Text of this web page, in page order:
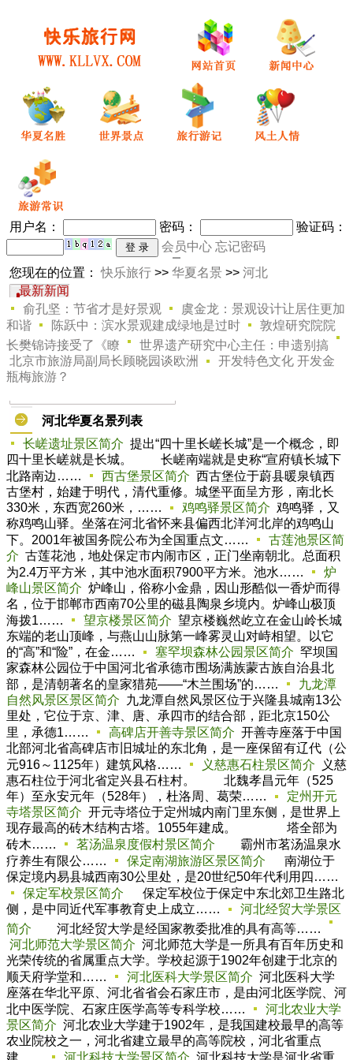
用户名： 密码 ：
验证码：
会员中心 忘记密码
您现在的位置：快乐旅行 >> 华夏名景 >> 河北
最新新闻
俞孔坚：节省才是好景观
虞金龙：景观设计让居住更加
和谐
陈跃中：滨水景观建成绿地是过时
敦煌研究院院
长樊锦诗接受了《瞭
世界遗产研究中心主任：申遗别搞
北京市旅游局副局长顾晓园谈欧洲
开发特色文化 开发金
瓶梅旅游？
河北华夏名景列表
长嵯遗址景区简介 提出“四十里长嵯长城”是一个概念，即
四十里长嵯就是长城。 长嵯南端就是史称“宣府镇长城下
北路南边……
西古堡景区简介 西古堡位于蔚县暖泉镇西
古堡村，始建于明代，清代重修。城堡平面呈方形，南北长
330米，东西宽260米，……
鸡鸣驿景区简介 鸡鸣驿，又
称鸡鸣山驿。坐落在河北省怀来县偏西北洋河北岸的鸡鸣山
下。2001年被国务院公布为全国重点文……
古莲池景区简
介 古莲花池，地处保定市内闹市区，正门坐南朝北。总面积
为2.4万平方米，其中池水面积7900平方米。池水……
炉
峰山景区简介 炉峰山，俗称小金鼎，因山形酷似一香炉而得
名，位于邯郸市西南70公里的磁县陶泉乡境内。炉峰山极顶
海拨1……
望京楼景区简介 望京楼巍然屹立在金山岭长城
东端的老山顶峰，与燕山山脉第一峰雾灵山对峙相望。以它
的“高”和“险”，在金……
塞罕坝森林公园景区简介 罕坝国
家森林公园位于中国河北省承德市围场满族蒙古族自治县北
部，是清朝著名的皇家猎苑——“木兰围场”的……
九龙潭
自然风景区景区简介 九龙潭自然风景区位于兴隆县城南13公
里处，它位于京、津、唐、承四市的结合部，距北京150公
里，承德1……
高碑店开善寺景区简介 开善寺座落于中国
北部河北省高碑店市旧城址的东北角，是一座保留有辽代（公
元916～1125年）建筑风格……
义慈惠石柱景区简介
义慈
惠石柱位于河北省定兴县石柱村。 北魏孝昌元年（525
年）至永安元年（528年），杜洛周、葛荣……
定州开元
寺塔景区简介 开元寺塔位于定州城内南门里东侧，是世界上
现存最高的砖木结构古塔。1055年建成。 塔全部为
砖木……
茗汤温泉度假村景区简介
霸州市茗汤温泉水
疗养生有限公……
保定南湖旅游区景区简介
南湖位于
保定境内易县城西南30公里处，是20世纪50年代利用四……
保定军校景区简介
保定军校位于保定中东北郊卫生路北
侧，是中同近代军事教育史上成立……
河北经贸大学景区
简介
河北经贸大学是经国家教委批准的具有高等……
河北师范大学景区简介 河北师范大学是一所具有百年历史和
光荣传统的省属重点大学。学校起源于1902年创建于北京的
顺天府学堂和……
河北医科大学景区简介 河北医科大学
座落在华北平原、河北省省会石家庄市，是由河北医学院、河
北中医学院、石家庄医学高等专科学校……
河北农业大学
景区简介 河北农业大学建于1902年，是我国建校最早的高等
农业院校之一，河北省建立最早的高等院校，河北省重点
建……
河北科技大学景区简介 河北科技大学是河北省重